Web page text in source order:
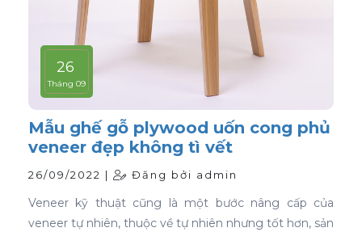
26
Tháng 09
Mẫu ghế gỗ plywood uốn cong phủ
veneer đẹp không tì vết
26/09/2022 | Đăng bởi admin
Veneer kỹ thuật cũng là một bước nâng cấp của
veneer tự nhiên, thuộc về tự nhiên nhưng tốt hơn, sản